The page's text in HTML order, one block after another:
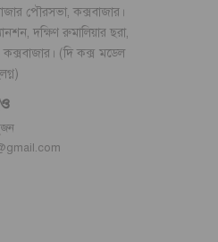
পৌরসভা, কক্সবাজার।
দক্ষিণ রুমালিয়ার ছরা,
(দি কক্স মডেল